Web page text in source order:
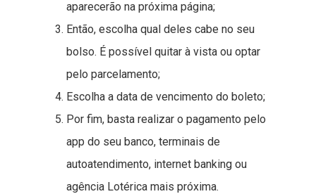
aparecerão na próxima página;
Então, escolha qual deles cabe no seu
bolso. É possível quitar à vista ou optar
pelo parcelamento;
Escolha a data de vencimento do boleto;
Por fim, basta realizar o pagamento pelo
app do seu banco, terminais de
autoatendimento, internet banking ou
agência Lotérica mais próxima.